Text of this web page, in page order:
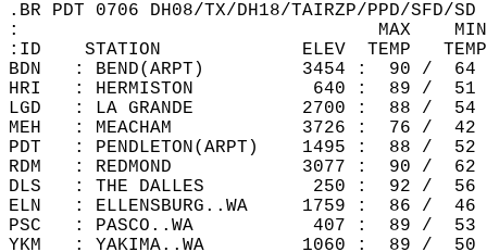
.BR PDT 0706 DH08/TX/DH18/TAIRZP/PPD/SFD/
:                                 MAX    MIN  24
:ID    STATION             ELEV  TEMP   TEMP
BDN   : BEND(ARPT)         3454 :  90 /
HRI   : HERMISTON           640 :  89 /
LGD   : LA GRANDE          2700 :  88 /
MEH   : MEACHAM            3726 :  76
PDT   : PENDLETON(ARPT)    1495 :
RDM   : REDMOND            3077 :  90 /
DLS   : THE DALLES          250 :  92 /
ELN   : ELLENSBURG..WA     1759 :  86
PSC   : PASCO..WA           407 :  89 /
YKM   : YAKIMA..WA         1060 :  89 /